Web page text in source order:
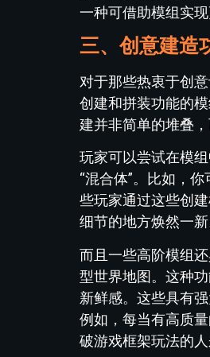
一种可借助模组实
三、创意建造
对于那些热衷于创
创建和拼装功能的
建并非简单的堆叠
玩家可以尝试在模
“混合体”。比如，
些玩家通过这些创
细节的地方焕然一新
而且一些高阶模组
型世界地图。这种
新鲜感。这些具有
例如，每当有高质
破游戏框架玩法的